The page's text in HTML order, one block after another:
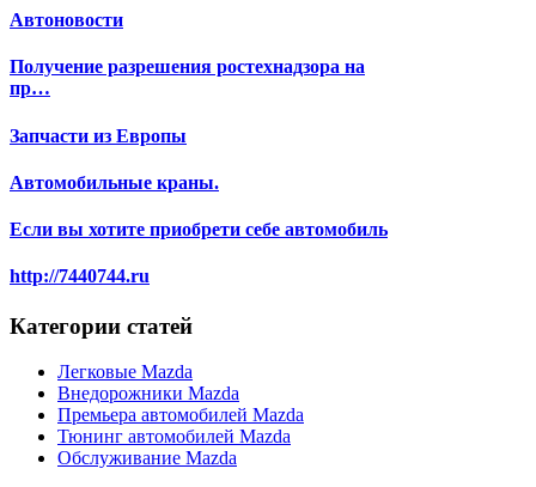
Автоновости
Получение разрешения ростехнадзора на
пр…
Запчасти из Европы
Автомобильные краны.
Если вы хотите приобрети себе автомобиль
http://7440744.ru
Категории статей
Легковые Mazda
Внедорожники Mazda
Премьера автомобилей Mazda
Тюнинг автомобилей Mazda
Обслуживание Mazda